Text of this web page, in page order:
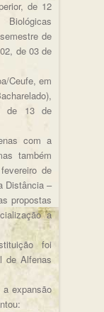
de 12
de
de 03 de
Ceufe, em
de 13 de
com a
também
de
Distância –
propostas
a
foi
de Alfenas
expansão